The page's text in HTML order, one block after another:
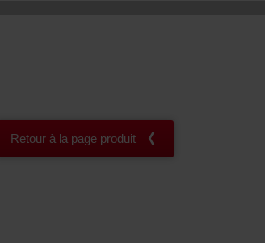
Retour à la page produit